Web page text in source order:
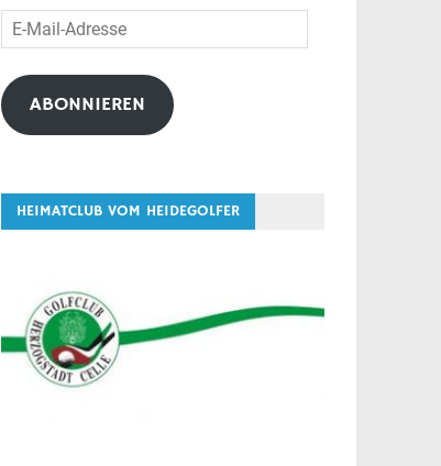
E-
Mail-
Adresse
ABONNIEREN
HEIMATCLUB VOM HEIDEGOLFER